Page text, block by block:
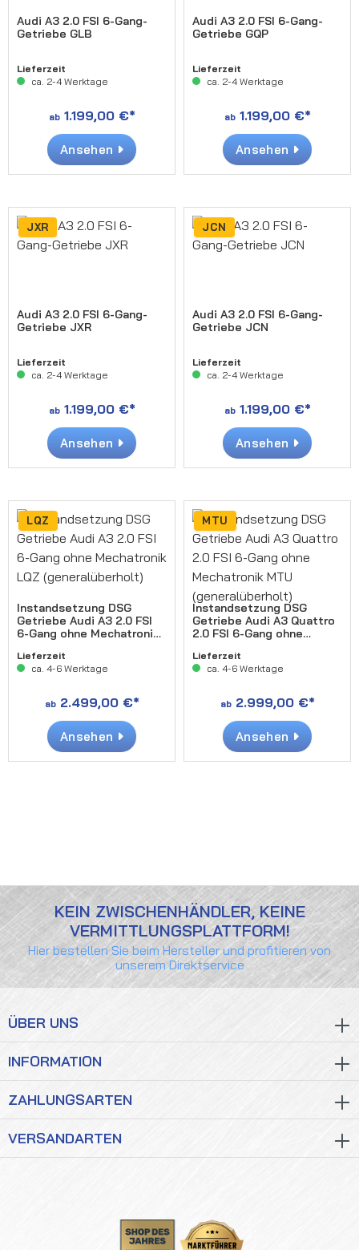
Audi A3 2.0 FSI 6-Gang-
Getriebe GLB
Lieferzeit
ca. 2-4 Werktage
ab1.199,00 €*
Ansehen
Audi A3 2.0 FSI 6-Gang-
Getriebe GQP
Lieferzeit
ca. 2-4 Werktage
ab1.199,00 €*
Ansehen
JXR
Audi A3 2.0 FSI 6-Gang-
Getriebe JXR
Lieferzeit
ca. 2-4 Werktage
ab1.199,00 €*
Ansehen
JCN
Audi A3 2.0 FSI 6-Gang-
Getriebe JCN
Lieferzeit
ca. 2-4 Werktage
ab1.199,00 €*
Ansehen
LQZ
Instandsetzung DSG
Getriebe Audi A3 2.0 FSI
6-Gang ohne Mechatronik
Lieferzeit
ca. 4-6 Werktage
ab2.499,00 €*
Ansehen
MTU
Instandsetzung DSG
Getriebe Audi A3 Quattro
2.0 FSI 6-Gang ohne
(generalüberholt)
Lieferzeit
ca. 4-6 Werktage
ab2.999,00 €*
Ansehen
KEIN ZWISCHENHÄNDLER, KEINE
VERMITTLUNGSPLATTFORM!
Hier bestellen Sie beim Hersteller und profitieren von
unserem Direktservice
ÜBER UNS
INFORMATION
ZAHLUNGSARTEN
VERSANDARTEN